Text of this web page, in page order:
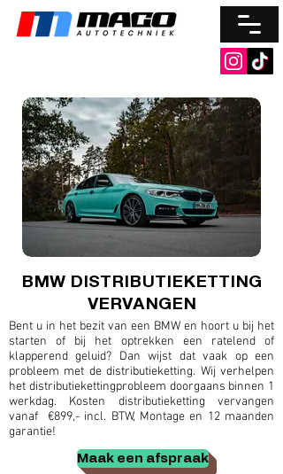
BMW DISTRIBUTIEKETTING
VERVANGEN
Bent u in het bezit van een BMW en hoort u bij het
starten of bij het optrekken een ratelend of
klapperend geluid? Dan wijst dat vaak op een
probleem met de distributieketting. Wij verhelpen
het distributiekettingprobleem doorgaans binnen 1
werkdag. Kosten distributieketting vervangen
vanaf €899,- incl. BTW, Montage en 12 maanden
garantie!
Maak een afspraak